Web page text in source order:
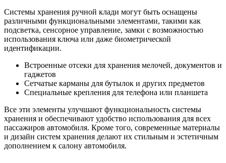
Системы хранения ручной клади могут быть оснащены
различными функциональными элементами, такими как
подсветка, сенсорное управление, замки с возможностью
использования ключа или даже биометрической
идентификации.
Встроенные отсеки для хранения мелочей, документов и
гаджетов
Сетчатые карманы для бутылок и других предметов
Специальные крепления для телефона или планшета
Все эти элементы улучшают функциональность системы
хранения и обеспечивают удобство использования для всех
пассажиров автомобиля. Кроме того, современные материалы
и дизайн систем хранения делают их стильным и эстетичным
дополнением к салону автомобиля.